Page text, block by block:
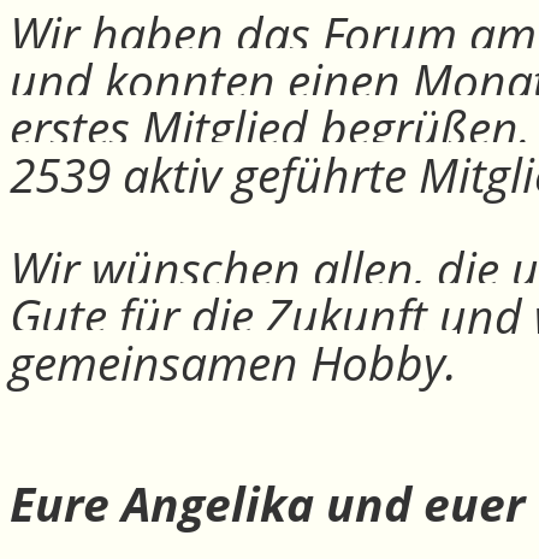
Wir haben das Forum
und konnten einen
erstes Mitglied
2539 aktiv geführte
Wir wünschen allen, die
Gute für die Zukunft
gemeinsamen Hobby.
Eure Angelika und